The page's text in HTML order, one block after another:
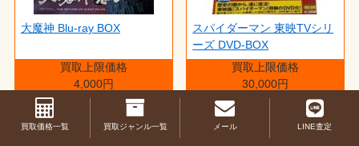
大魔神 Blu-ray BOX
買取上限価格
4,000円
スパイダーマン 東映TVシリ
ーズ DVD-BOX
買取上限価格
30,000円
買取価格一覧 買取ジャンル一覧 メール LINE査定